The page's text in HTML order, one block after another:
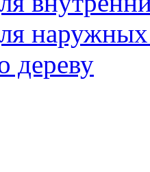
наружных
дереву